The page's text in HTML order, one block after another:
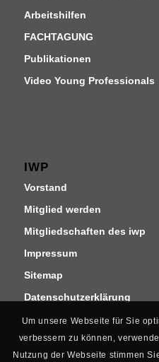
Arbeitshilfen
FACHTAGUNG
Publikationen
Video Young Professionals
IWP
Vorstand
Mitglied werden
Mitgliedschaften des iwp
Impressum
Sitemap
Datenschutzerklärung
Um unsere Webseite für Sie
verbessern zu können,
Nutzung der Webseite stimmen